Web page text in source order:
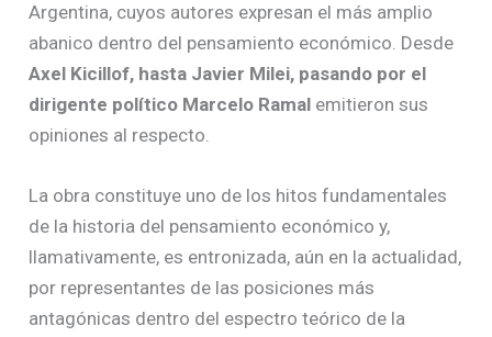
Argentina, cuyos autores expresan el más amplio
abanico dentro del pensamiento económico. Desde
Axel Kicillof, hasta Javier Milei, pasando por el
dirigente político Marcelo Ramal emitieron sus
opiniones al respecto.
La obra constituye uno de los hitos fundamentales
de la historia del pensamiento económico y,
llamativamente, es entronizada, aún en la actualidad,
por representantes de las posiciones más
antagónicas dentro del espectro teórico de la